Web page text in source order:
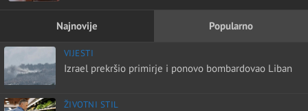
Najnovije Popularno
VIJESTI
Izrael prekršio primirje i ponovo bombardovao Liban
ŽIVOTNI STIL